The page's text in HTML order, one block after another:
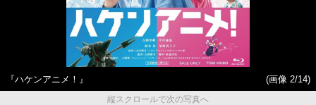
『ハケンアニメ！』
(画像 2/14)
縦スクロールで次の写真へ